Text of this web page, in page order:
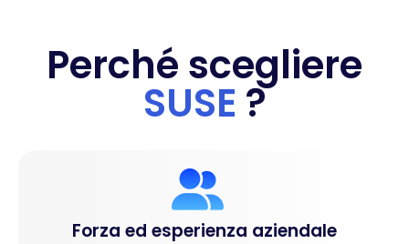
Perché scegliere
SUSE ?
Forza ed esperienza aziendale